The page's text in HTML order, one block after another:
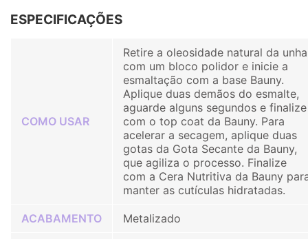
ESPECIFICAÇÕES
COMO USAR
Retire a oleosidade natural da unha
com um bloco polidor e inicie a
esmaltação com a base Bauny.
Aplique duas demãos do esmalte,
aguarde alguns segundos e finalize
com o top coat da Bauny. Para
acelerar a secagem, aplique duas
gotas da Gota Secante da Bauny,
que agiliza o processo. Finalize
com a Cera Nutritiva da Bauny
manter as cutículas hidratadas.
ACABAMENTO Metalizado